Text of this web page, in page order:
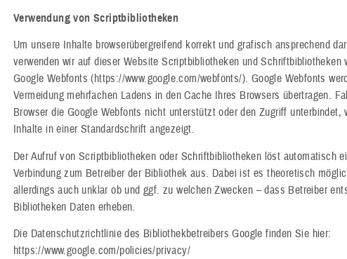
Verwendung von Scriptbibliotheken
Um unsere Inhalte browserübergreifend korrekt und grafisch ansprechend
verwenden wir auf dieser Website Scriptbibliotheken und Schriftbibliotheken
Google Webfonts (https://www.google.com/webfonts/). Google Webfonts
Vermeidung mehrfachen Ladens in den Cache Ihres Browsers übertragen.
Browser die Google Webfonts nicht unterstützt oder den Zugriff unterbindet,
Inhalte in einer Standardschrift angezeigt.
Der Aufruf von Scriptbibliotheken oder Schriftbibliotheken löst automatisch
Verbindung zum Betreiber der Bibliothek aus. Dabei ist es theoretisch
allerdings auch unklar ob und ggf. zu welchen Zwecken – dass Betreiber
Bibliotheken Daten erheben.
Die Datenschutzrichtlinie des Bibliothekbetreibers Google finden Sie hier:
https://www.google.com/policies/privacy/